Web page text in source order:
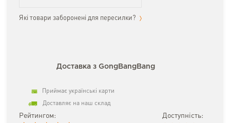
Які товари заборонені для пересилки?
Доставка з GongBangBang
Приймає українські карти
Доставляє на наш склад
Рейтингом: Доступність: